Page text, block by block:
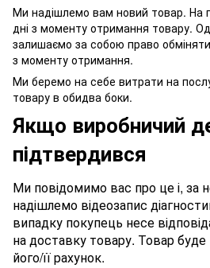
Ми надішлемо вам новий товар. На
дні з моменту отримання товару.
залишаємо за собою право
з моменту отримання.
Ми беремо на себе витрати на
товару в обидва боки.
Якщо виробничий
підтвердився
Ми повідомимо вас про це і, за
надішлемо відеозапис
випадку покупець несе
на доставку товару. Товар буде
його/її рахунок.